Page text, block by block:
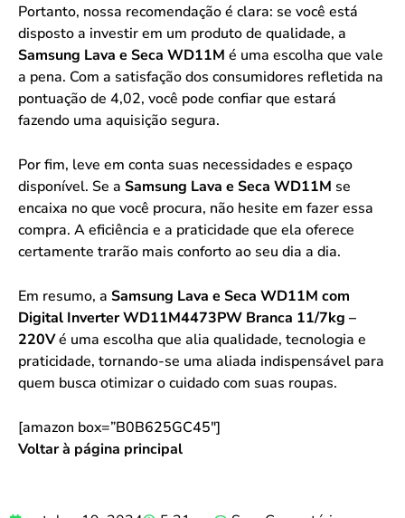
Portanto, nossa recomendação é clara: se você está
disposto a investir em um produto de qualidade, a
Samsung Lava e Seca WD11M é uma escolha que vale
a pena. Com a satisfação dos consumidores refletida na
pontuação de 4,02, você pode confiar que estará
fazendo uma aquisição segura.
Por fim, leve em conta suas necessidades e espaço
disponível. Se a Samsung Lava e Seca WD11M se
encaixa no que você procura, não hesite em fazer essa
compra. A eficiência e a praticidade que ela oferece
certamente trarão mais conforto ao seu dia a dia.
Em resumo, a Samsung Lava e Seca WD11M com
Digital Inverter WD11M4473PW Branca 11/7kg –
220Vé uma escolha que alia qualidade, tecnologia e
praticidade, tornando-se uma aliada indispensável para
quem busca otimizar o cuidado com suas roupas.
[amazon box=”B0B625GC45″]
Voltar à página principal